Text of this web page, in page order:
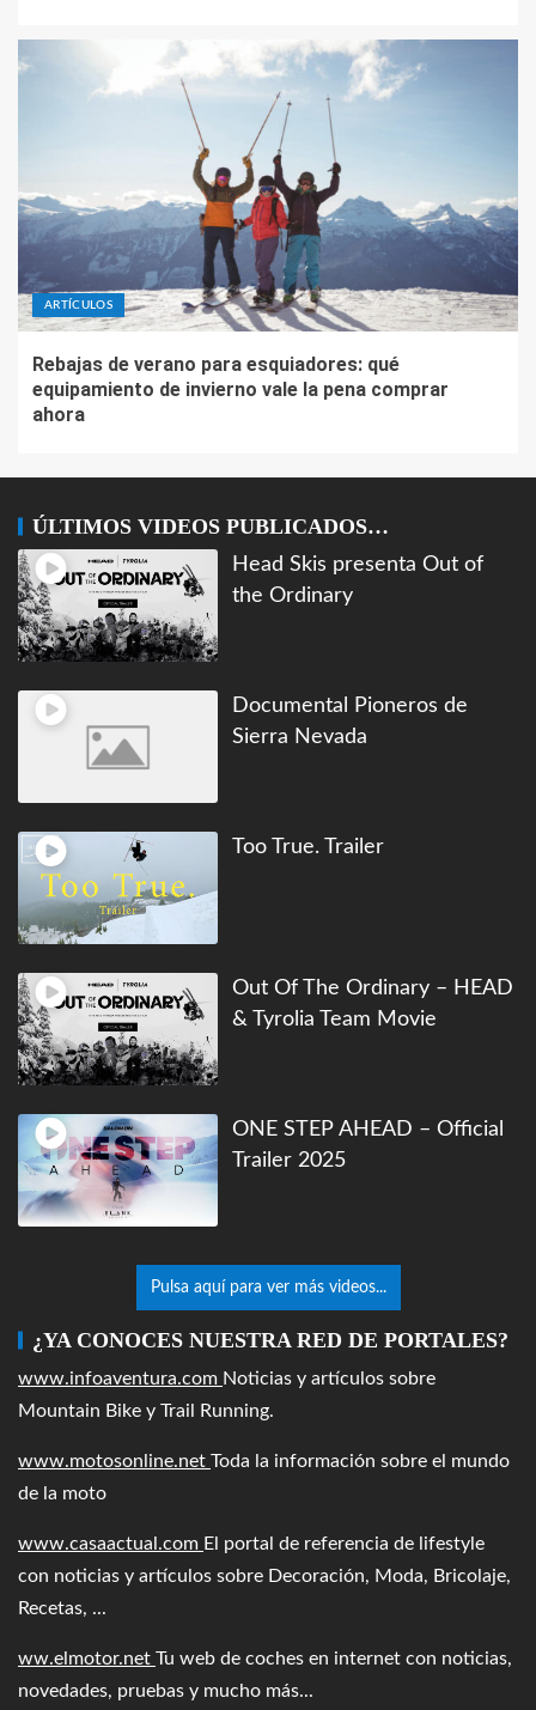
ARTÍCULOS
Rebajas de verano para esquiadores: qué
equipamiento de invierno vale la pena comprar
ahora
ÚLTIMOS VIDEOS PUBLICADOS…
Head Skis presenta Out of
the Ordinary
Documental Pioneros de
Sierra Nevada
Too True. Trailer
Out Of The Ordinary – HEAD
& Tyrolia Team Movie
ONE STEP AHEAD – Official
Trailer 2025
Pulsa aquí para ver más videos...
¿YA CONOCES NUESTRA RED DE PORTALES?
www.infoaventura.com Noticias y artículos sobre
Mountain Bike y Trail Running.
www.motosonline.net Toda la información sobre el mundo
de la moto
www.casaactual.com El portal de referencia de lifestyle
con noticias y artículos sobre Decoración, Moda, Bricolaje,
Recetas, ...
ww.elmotor.net Tu web de coches en internet con noticias,
novedades, pruebas y mucho más...